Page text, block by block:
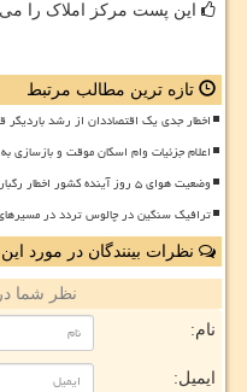
این پست مرکز املاک را می
تازه ترین مطالب مرتبط
اخطار جدی یک اقتصاددان از رشد باردیگر
اعلام جزئیات وام اسکان موقت و بازسازی
وضعیت هوای ۵ روز آینده کشور اخطار رگبارهای تابستانی در ۷ استان
ترافیک سنگین در چالوس تردد در
نظرات بینندگان در مورد
نظر شما
نام:
ایمیل: